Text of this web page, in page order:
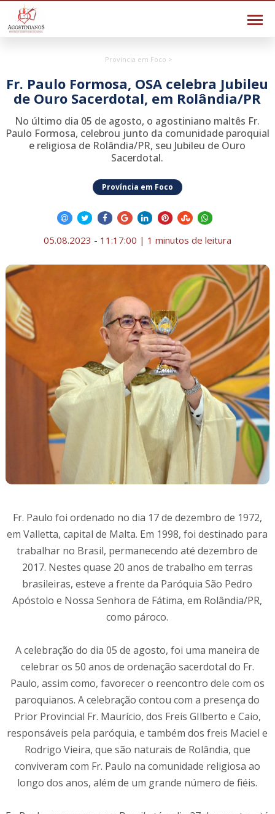
Província em Foco >
Fr. Paulo Formosa, OSA celebra Jubileu
de Ouro Sacerdotal, em Rolândia/PR
No último dia 05 de agosto, o agostiniano maltês Fr.
Paulo Formosa, celebrou junto da comunidade paroquial
e religiosa de Rolândia/PR, seu Jubileu de Ouro
Sacerdotal.
Província em Foco
05.08.2023 - 11:17:00 | 1 minutos de leitura
Fr. Paulo foi ordenado no dia 17 de dezembro de 1972,
em Valletta, capital de Malta. Em 1998, foi destinado para
trabalhar no Brasil, permanecendo até dezembro de
2017. Nestes quase 20 anos de trabalho em terras
brasileiras, esteve a frente da Paróquia São Pedro
Apóstolo e Nossa Senhora de Fátima, em Rolândia/PR,
como pároco.
A celebração do dia 05 de agosto, foi uma maneira de
celebrar os 50 anos de ordenação sacerdotal do Fr.
Paulo, assim como, favorecer o reencontro dele com os
paroquianos. A celebração contou com a presença do
Prior Provincial Fr. Maurício, dos Freis GIlberto e Caio,
responsáveis pela paróquia, e também dos freis Maciel e
Rodrigo Vieira, que são naturais de Rolândia, que
conviveram com Fr. Paulo na comunidade religiosa ao
longo dos anos, além de um grande número de fiéis.